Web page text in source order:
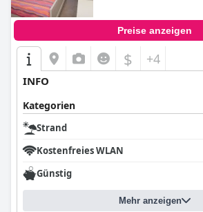
Preise anzeigen
$ +4
INFO
Kategorien
Strand
Kostenfreies WLAN
Günstig
Mehr anzeigen